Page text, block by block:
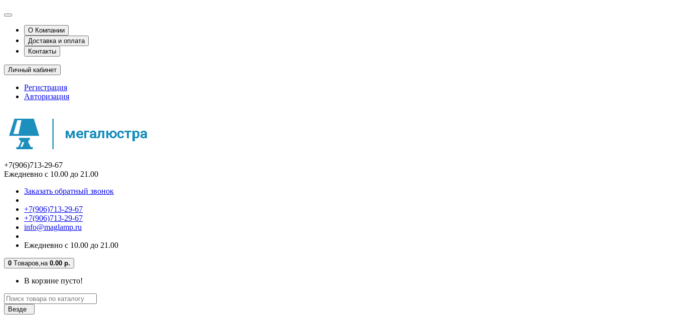
О Компании
Доставка и оплата
Контакты
Личный кабинет
Регистрация
Авторизация
+7(906)713-29-67
Ежедневно с 10.00 до 21.00
Заказать обратный звонок
+7(906)713-29-67
+7(906)713-29-67
info@maglamp.ru
Ежедневно с 10.00 до 21.00
0 Tоваров,на 0.00 р.
В корзине пусто!
Везде